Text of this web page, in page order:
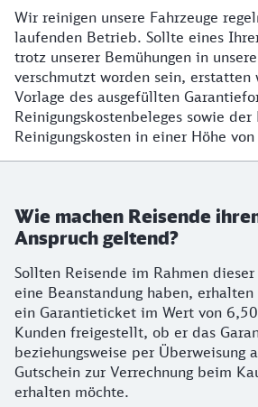
Wir reinigen unsere Fahrzeuge
laufenden Betrieb. Sollte eines
trotz unserer Bemühungen in
verschmutzt worden sein, erstatten
Vorlage des ausgefüllten
Reinigungskostenbeleges sowie
Reinigungskosten in einer Höhe
Wie machen Reisende
Anspruch geltend?
Sollten Reisende im Rahmen
eine Beanstandung haben,
ein Garantieticket im Wert von
Kunden freigestellt, ob er das
beziehungsweise per Überweisung
Gutschein zur Verrechnung beim
erhalten möchte.